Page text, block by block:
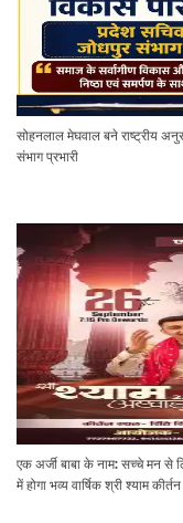
सोहनलाल मेघवाल बने राष्ट्रीय
संभाग प्रभारी
एक अर्जी बाबा के नाम: सच्चे मन से
में होगा भव्य वार्षिक श्री श्याम